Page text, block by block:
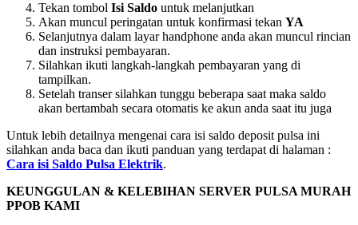
Tekan tombol Isi Saldo untuk melanjutkan
Akan muncul peringatan untuk konfirmasi tekan YA
Selanjutnya dalam layar handphone anda akan muncul rincian
dan instruksi pembayaran.
Silahkan ikuti langkah-langkah pembayaran yang di
tampilkan.
Setelah transer silahkan tunggu beberapa saat maka saldo
akan bertambah secara otomatis ke akun anda saat itu juga
Untuk lebih detailnya mengenai cara isi saldo deposit pulsa ini
silahkan anda baca dan ikuti panduan yang terdapat di halaman :
Cara isi Saldo Pulsa Elektrik.
KEUNGGULAN & KELEBIHAN SERVER PULSA MURAH
PPOB KAMI